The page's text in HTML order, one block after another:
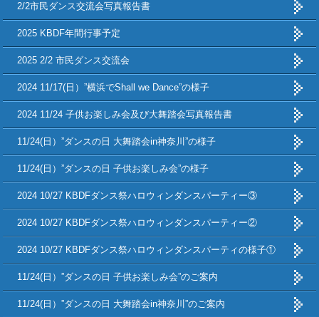
2/2市民ダンス交流会写真報告書
2025 KBDF年間行事予定
2025 2/2 市民ダンス交流会
2024 11/17(日）”横浜でShall we Dance”の様子
2024 11/24 子供お楽しみ会及び大舞踏会写真報告書
11/24(日）”ダンスの日 大舞踏会in神奈川”の様子
11/24(日）”ダンスの日 子供お楽しみ会”の様子
2024 10/27 KBDFダンス祭ハロウィンダンスパーティー③
2024 10/27 KBDFダンス祭ハロウィンダンスパーティー②
2024 10/27 KBDFダンス祭ハロウィンダンスパーティの様子①
11/24(日）”ダンスの日 子供お楽しみ会”のご案内
11/24(日）”ダンスの日 大舞踏会in神奈川”のご案内